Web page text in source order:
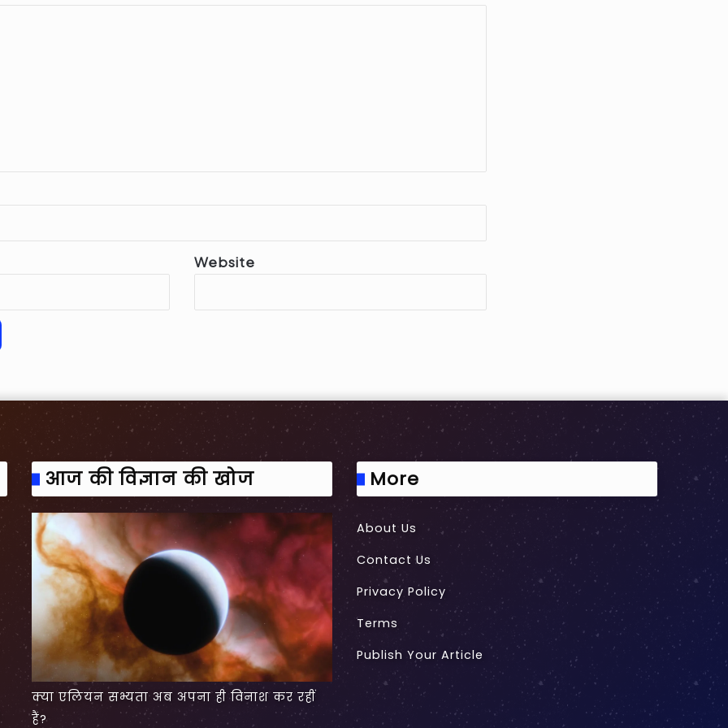
Website
आज की विज्ञान की खोज
क्या एलियन सभ्यता अब अपना ही विनाश कर रहीं
हैं?
More
About Us
Contact Us
Privacy Policy
Terms
Publish Your Article